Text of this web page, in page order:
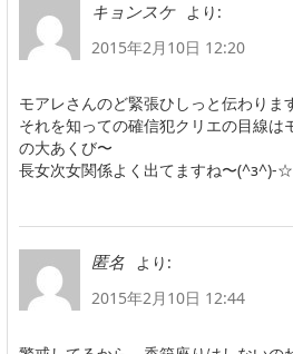
キョンスケ
より:
2015年2月10日 12:20
モアレさんのど緊張ひしっと伝わりま
それを知っての確信犯クリエの目線は
の大あくび〜
長女次女関係よく出てますね〜(^з^)-☆
匿名
より:
2015年2月10日 12:44